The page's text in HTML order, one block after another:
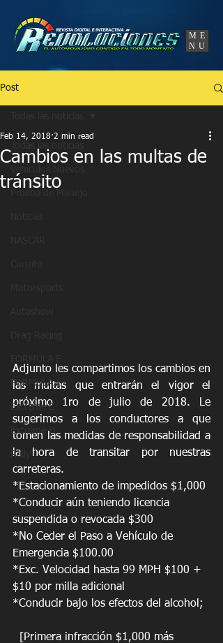
ME
NU
Post
FORMULA 1
Extreme E
Extreme H
Rally
Cambios en las multas de
tránsito
Feb 14, 2018 2 min read
Adjunto les compartimos los cambios en
las multas que entrarán el vigor el
próximo 1ro de julio de 2018. Le
sugerimos a los conductores a que
tomen las medidas de responsabilidad a
la hora de transitar por nuestras
carreteras.
*Estacionamiento de impedidos $1,000
*Conducir aún teniendo licencia
suspendida o revocada $300
*No Ceder el Paso a Vehículo de
Emergencia $100.00
*Exc. Velocidad hasta 99 MPH $100 +
$10 por milla adicional
*Conducir bajo los efectos del alcohol;